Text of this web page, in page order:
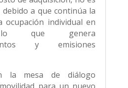
a que continúa la
ocupación individual en
lo que genera
y emisiones
la mesa de diálogo